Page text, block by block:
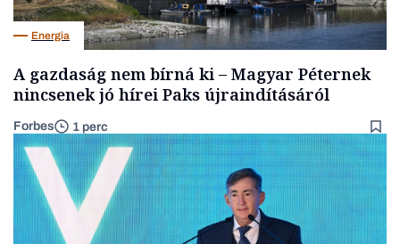
Energia
A gazdaság nem bírná ki – Magyar Péternek
nincsenek jó hírei Paks újraindításáról
Forbes 1 perc